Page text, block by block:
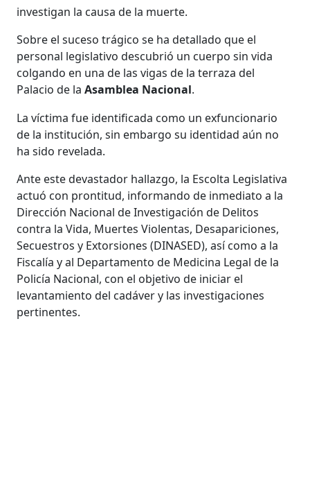
investigan la causa de la muerte.
Sobre el suceso trágico se ha detallado que el
personal legislativo descubrió un cuerpo sin vida
colgando en una de las vigas de la terraza del
Palacio de la Asamblea Nacional.
La víctima fue identificada como un exfuncionario
de la institución, sin embargo su identidad aún no
ha sido revelada.
Ante este devastador hallazgo, la Escolta Legislativa
actuó con prontitud, informando de inmediato a la
Dirección Nacional de Investigación de Delitos
contra la Vida, Muertes Violentas, Desapariciones,
Secuestros y Extorsiones (DINASED), así como a la
Fiscalía y al Departamento de Medicina Legal de la
Policía Nacional, con el objetivo de iniciar el
levantamiento del cadáver y las investigaciones
pertinentes.